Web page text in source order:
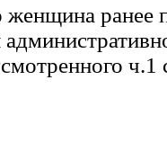
женщина ранее